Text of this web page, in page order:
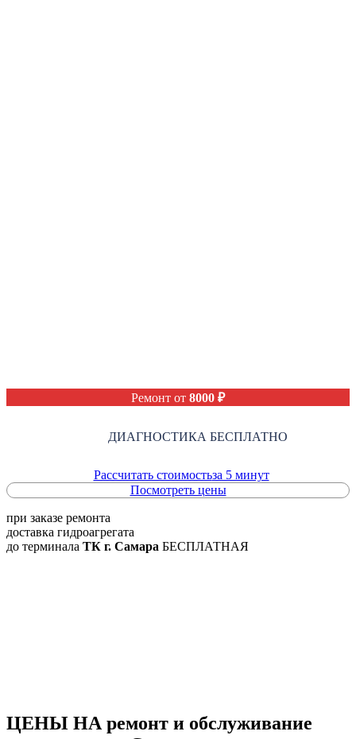
Ремонт от 8000 ₽
ДИАГНОСТИКА БЕСПЛАТНО
Рассчитать стоимостьза 5 минут
Посмотреть цены
при заказе ремонта
доставка гидроагрегата
до терминала ТК г. Самара БЕСПЛАТНАЯ
ЦЕНЫ НА ремонт и обслуживание